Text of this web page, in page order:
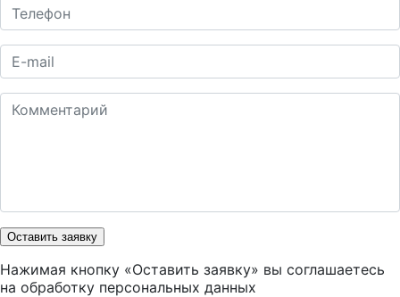
Оставить заявку
Нажимая кнопку «Оставить заявку» вы соглашаетесь
на обработку персональных данных